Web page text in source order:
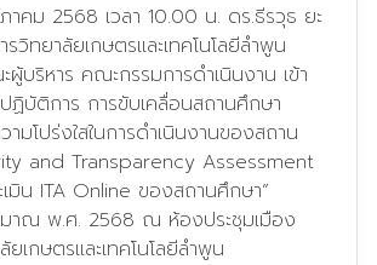
คม 2568 เวลา 10.00 น. ดร.ธีรวุธ ยะ
วิทยาลัยเกษตรและเทคโนโลยีลำพูน
บริหาร คณะกรรมการดำเนินงาน เข้า
ฏิบัติการ การขับเคลื่อนสถานศึกษา
มโปร่งใสในการดำเนินงานของสถาน
and Transparency Assessment
เมิน ITA Online ของสถานศึกษา”
มาณ พ.ศ. 2568 ณ ห้องประชุมเมือง
เกษตรและเทคโนโลยีลำพูน